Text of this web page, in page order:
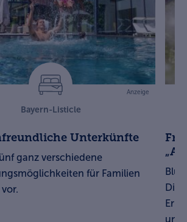
Anzeige
Bayern-Listicle
Unterkünfte
ganz verschiedene
für Familien
Die